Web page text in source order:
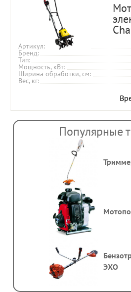
Артикул
Бренд
Тип
Мощность, кВт
Ширина обработки, см
Вес, кг
Популярные
ЭХО